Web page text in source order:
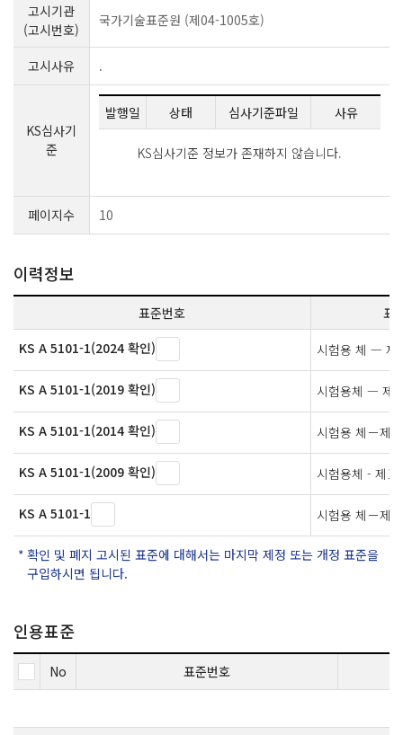
고시기관
(고시번호)
국가기술표준원 (제04-1005호)
고시사유 .
KS심사기
준
발행일 상태 심사기준파일 사유
KS심사기준 정보가 존재하지 않습니다.
페이지수 10
이력정보
표준번호
표
KS A 5101-1(2024 확인)
시험용 체 — 제
KS A 5101-1(2019 확인) 시험용체 — 제
KS A 5101-1(2014 확인) 시험용 체－제1
KS A 5101-1(2009 확인) 시험용체 - 제1
KS A 5101-1 시험용 체－제1
확인 및 폐지 고시된 표준에 대해서는 마지막 제정 또는 개정 표준을
구입하시면 됩니다.
인용표준
No 표준번호